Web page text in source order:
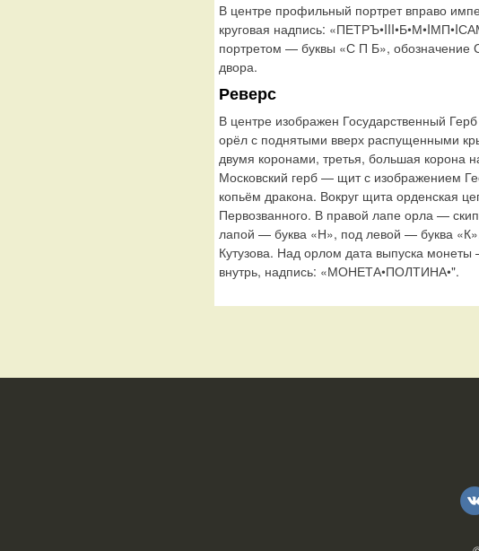
В центре профильный портрет вправо
круговая надпись:
портретом — буквы «С П Б», обозначение
двора.
Реверс
В центре изображен Государственный
орёл с поднятыми вверх распущенными
двумя коронами, третья, большая корона
Московский герб — щит с изображением
копьём дракона. Вокруг щита орденская
Первозванного. В правой лапе орла —
лапой — буква «Н», под левой — буква
Кутузова. Над орлом дата выпуска
внутрь, надпись: «МОНЕТА•ПОЛТИНА•".